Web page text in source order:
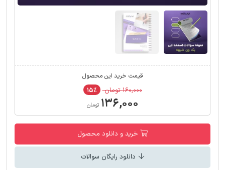
قیمت خرید این محصول
۱۶۰,۰۰۰ تومان ۱۵٪
۱۳۶,۰۰۰ تومان
خرید و دانلود محصول
دانلود رایگان سوالات